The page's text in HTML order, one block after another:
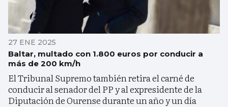
27 ENE 2025
Baltar, multado con 1.800 euros por conducir a
más de 200 km/h
El Tribunal Supremo también retira el carné de
conducir al senador del PP y al expresidente de la
Diputación de Ourense durante un año y un día